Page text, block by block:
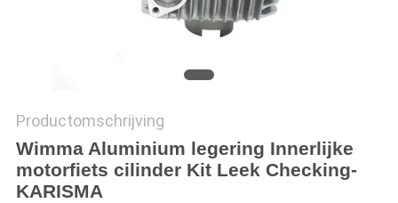
Productomschrijving
Wimma Aluminium legering Innerlijke
motorfiets cilinder Kit Leek Checking-
KARISMA